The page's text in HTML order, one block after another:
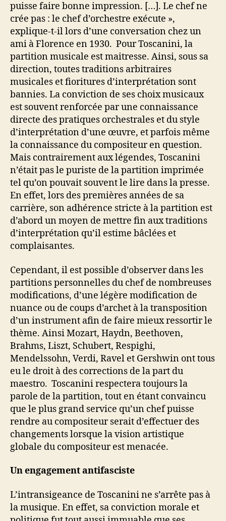
puisse faire bonne impression. […]. Le chef ne
crée pas : le chef d’orchestre exécute »,
explique-t-il lors d’une conversation chez un
ami à Florence en 1930. Pour Toscanini, la
partition musicale est maitresse. Ainsi, sous sa
direction, toutes traditions arbitraires
musicales et fioritures d’interprétation sont
bannies. La conviction de ses choix musicaux
est souvent renforcée par une connaissance
directe des pratiques orchestrales et du style
d’interprétation d’une œuvre, et parfois même
la connaissance du compositeur en question.
Mais contrairement aux légendes, Toscanini
n’était pas le puriste de la partition imprimée
tel qu’on pouvait souvent le lire dans la presse.
En effet, lors des premières années de sa
carrière, son adhérence stricte à la partition est
d’abord un moyen de mettre fin aux traditions
d’interprétation qu’il estime bâclées et
complaisantes.
Cependant, il est possible d’observer dans les
partitions personnelles du chef de nombreuses
modifications, d’une légère modification de
nuance ou de coups d’archet à la transposition
d’un instrument afin de faire mieux ressortir le
thème. Ainsi Mozart, Haydn, Beethoven,
Brahms, Liszt, Schubert, Respighi,
Mendelssohn, Verdi, Ravel et Gershwin ont tous
eu le droit à des corrections de la part du
maestro. Toscanini respectera toujours la
parole de la partition, tout en étant convaincu
que le plus grand service qu’un chef puisse
rendre au compositeur serait d’effectuer des
changements lorsque la vision artistique
globale du compositeur est menacée.
Un engagement antifasciste
L’intransigeance de Toscanini ne s’arrête pas à
la musique. En effet, sa conviction morale et